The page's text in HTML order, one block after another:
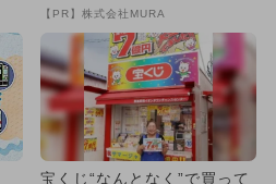
致』する方法
【PR】株式会社MURA
宝くじ“なんとなく”で買って